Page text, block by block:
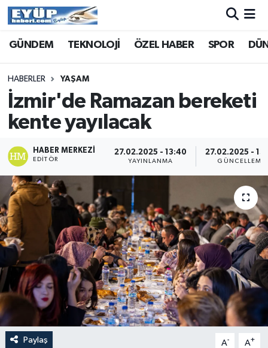
GÜNDEM TEKNOLOJİ ÖZEL HABER SPOR
HABERLER YAŞAM
İzmir'de Ramazan bereketi
kente yayılacak
HABER MERKEZI
EDITÖR
27.02.2025 - 13:40
YAYINLANMA
27.02.2025 -
GÜNCELLEME
Paylaş A- A+